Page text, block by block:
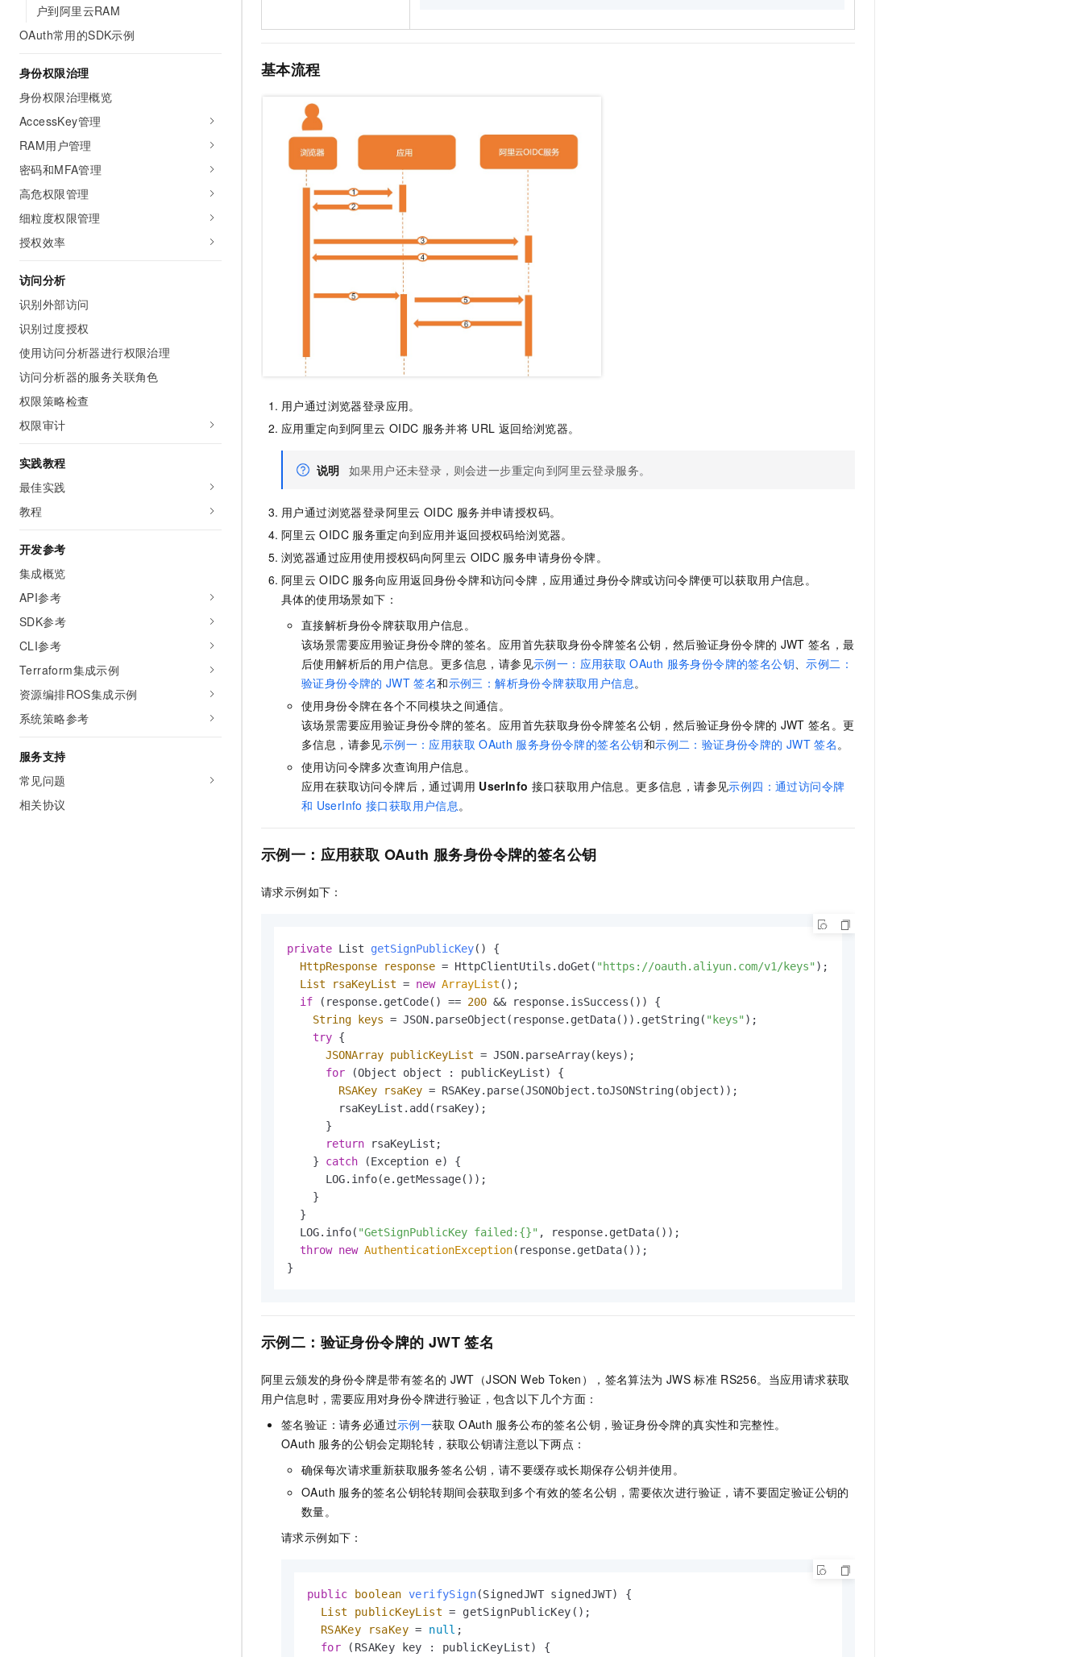
户到阿里云RAM
OAuth常用的SDK示例
身份权限治理
身份权限治理概览
AccessKey管理
RAM用户管理
密码和MFA管理
高危权限管理
细粒度权限管理
授权效率
访问分析
识别外部访问
识别过度授权
使用访问分析器进行权限治理
访问分析器的服务关联角色
权限策略检查
权限审计
实践教程
最佳实践
教程
开发参考
集成概览
API参考
SDK参考
CLI参考
Terraform集成示例
资源编排ROS集成示例
系统策略参考
服务支持
常见问题
相关协议
基本流程
用户通过浏览器登录应用。
应用重定向到阿里云 OIDC 服务并将 URL 返回给浏览器。
说明 如果用户还未登录，则会进一步重定向到阿里云登录服务。
用户通过浏览器登录阿里云 OIDC 服务并申请授权码。
阿里云 OIDC 服务重定向到应用并返回授权码给浏览器。
浏览器通过应用使用授权码向阿里云 OIDC 服务申请身份令牌。
阿里云 OIDC 服务向应用返回身份令牌和访问令牌，应用通过身份令牌或访问令牌便可以获取用户信息。
具体的使用场景如下：
直接解析身份令牌获取用户信息。
该场景需要应用验证身份令牌的签名。应用首先获取身份令牌签名公钥，然后验证身份令牌的 JWT 签名，最
后使用解析后的用户信息。更多信息，请参见示例一：应用获取 OAuth 服务身份令牌的签名公钥 、示例二：
验证身份令牌的 JWT 签名和示例三：解析身份令牌获取用户信息 。
使用身份令牌在各个不同模块之间通信。
该场景需要应用验证身份令牌的签名。应用首先获取身份令牌签名公钥，然后验证身份令牌的 JWT 签名。更
多信息，请参见示例一：应用获取 OAuth 服务身份令牌的签名公钥和示例二：验证身份令牌的 JWT 签名 。
使用访问令牌多次查询用户信息。
应用在获取访问令牌后，通过调用 UserInfo 接口获取用户信息。更多信息，请参见示例四：通过访问令牌
和 UserInfo 接口获取用户信息 。
示例一：应用获取 OAuth 服务身份令牌的签名公钥
请求示例如下：
private List getSignPublicKey()
{
HttpResponse
response = HttpClientUtils.doGet( "https://oauth.aliyun.com/v1/keys" );
List
rsaKeyList = new ArrayList ();
if (response.getCode() == 200 && response.isSuccess()) {
String
keys = JSON.parseObject(response.getData()).getString( "keys" );
try {
JSONArray publicKeyList = JSON.parseArray(keys);
for (Object object : publicKeyList) {
RSAKey
rsaKey = RSAKey.parse(JSONObject.toJSONString(object));
        rsaKeyList.add(rsaKey);
      }
return rsaKeyList;
    }
catch (Exception e) {
      LOG.info(e.getMessage());
    }
  }
  LOG.info(
"GetSignPublicKey failed:{}" , response.getData());
throw new AuthenticationException(response.getData());
}
示例二：验证身份令牌的 JWT 签名
阿里云颁发的身份令牌是带有签名的 JWT（JSON Web Token），签名算法为 JWS 标准 RS256。当应用请求获取
用户信息时，需要应用对身份令牌进行验证，包含以下几个方面：
签名验证：请务必通过示例一获取 OAuth 服务公布的签名公钥，验证身份令牌的真实性和完整性。
OAuth 服务的公钥会定期轮转，获取公钥请注意以下两点：
确保每次请求重新获取服务签名公钥，请不要缓存或长期保存公钥并使用。
OAuth 服务的签名公钥轮转期间会获取到多个有效的签名公钥，需要依次进行验证，请不要固定验证公钥的
数量。
请求示例如下：
public boolean verifySign(SignedJWT signedJWT)
{
List
publicKeyList = getSignPublicKey();
RSAKey
rsaKey = null ;
for (RSAKey key : publicKeyList) {